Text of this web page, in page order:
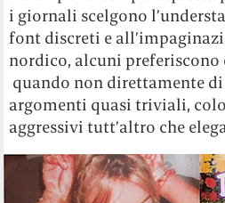
i giornali scelgono
font discreti e
nordico, alcuni preferiscono
quando non direttamente
argomenti quasi triviali,
aggressivi tutt’altro che